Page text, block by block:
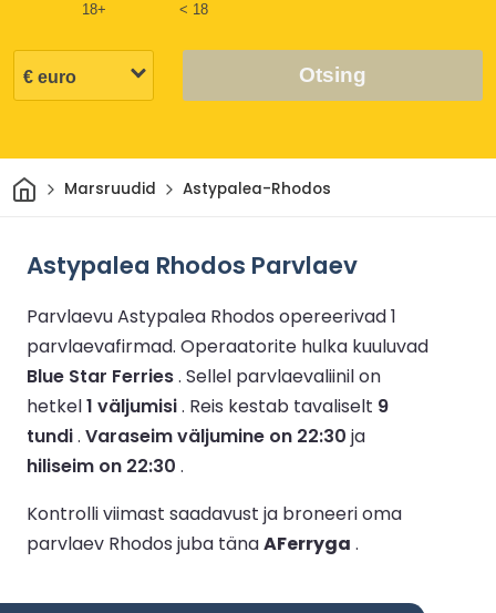
18+ < 18
Otsing
Avaleht
Marsruudid Astypalea-Rhodos
Astypalea Rhodos Parvlaev
Parvlaevu Astypalea Rhodos opereerivad 1
parvlaevafirmad. Operaatorite hulka kuuluvad
Blue Star Ferries. Sellel parvlaevaliinil on
hetkel1 väljumisi. Reis kestab tavaliselt 9
tundi. Varaseim väljumine on 22:30 ja
hiliseim on 22:30 .
Kontrolli viimast saadavust ja broneeri oma
parvlaev Rhodos juba tänaAFerryga .